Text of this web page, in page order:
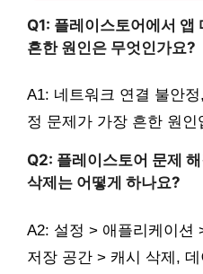
Q1: 플레이스토어에서 앱
흔한 원인은 무엇인가요?
A1: 네트워크 연결 불안
정 문제가 가장 흔한 원인
Q2: 플레이스토어 문제
삭제는 어떻게 하나요?
A2: 설정 > 애플리케이션
저장 공간 > 캐시 삭제,